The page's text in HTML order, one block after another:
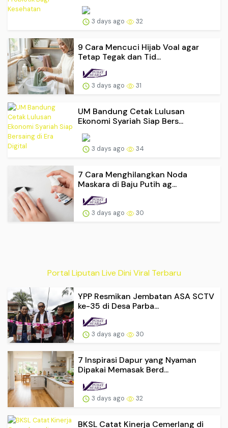
3 days ago 32
9 Cara Mencuci Hijab Voal agar
Tetap Tegak dan Tid...
3 days ago 31
UM Bandung Cetak Lulusan
Ekonomi Syariah Siap Bers...
3 days ago 34
7 Cara Menghilangkan Noda
Maskara di Baju Putih ag...
3 days ago 30
Portal Liputan Live Dini Viral Terbaru
YPP Resmikan Jembatan ASA SCTV
ke-35 di Desa Parba...
3 days ago 30
7 Inspirasi Dapur yang Nyaman
Dipakai Memasak Berd...
3 days ago 32
BKSL Catat Kinerja Cemerlang di